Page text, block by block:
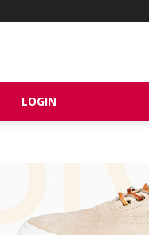
LOGIN